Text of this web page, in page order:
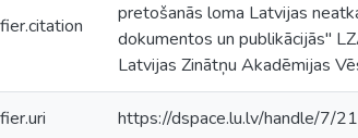
pretošanās loma Latvijas
dokumentos un publikācijās"
Latvijas Zinātņu Akadēmijas
https://dspace.lu.lv/handle/7/